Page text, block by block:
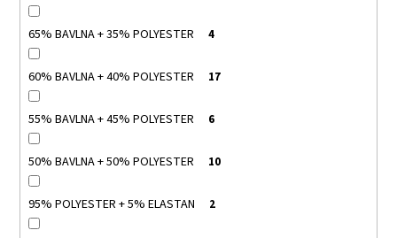
65% BAVLNA + 35% POLYESTER 4
60% BAVLNA + 40% POLYESTER 17
55% BAVLNA + 45% POLYESTER 6
50% BAVLNA + 50% POLYESTER 10
95% POLYESTER + 5% ELASTAN 2